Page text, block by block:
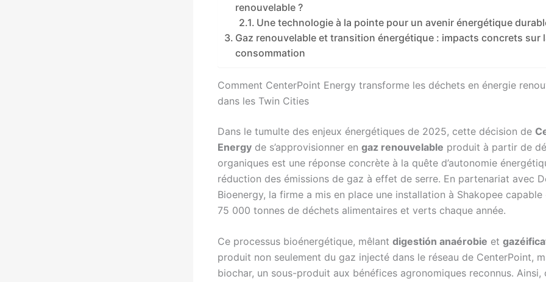
renouvelable ?
Une technologie à la pointe pour un avenir énergétique
Gaz renouvelable et transition énergétique : impacts concrets sur
consommation
Comment CenterPoint Energy transforme les déchets en énergie
dans les Twin Cities
Dans le tumulte des enjeux énergétiques de 2025, cette décision de
Energy de s’approvisionner en gaz renouvelable produit à partir de
organiques est une réponse concrète à la quête d’autonomie
réduction des émissions de gaz à effet de serre. En partenariat avec
Bioenergy, la firme a mis en place une installation à Shakopee
75 000 tonnes de déchets alimentaires et verts chaque année.
Ce processus bioénergétique, mêlant digestión anaérobie et
produit non seulement du gaz injecté dans le réseau de CenterPoint,
biochar, un sous-produit aux bénéfices agronomiques reconnus. Ainsi,